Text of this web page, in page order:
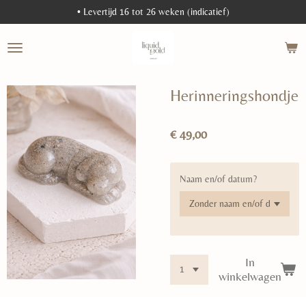
direct
naar
de
• Levertijd 16 tot 26 weken (indicatief)
Herinneringshondje
€ 49,00
Naam en/of datum?
In
winkelwagen